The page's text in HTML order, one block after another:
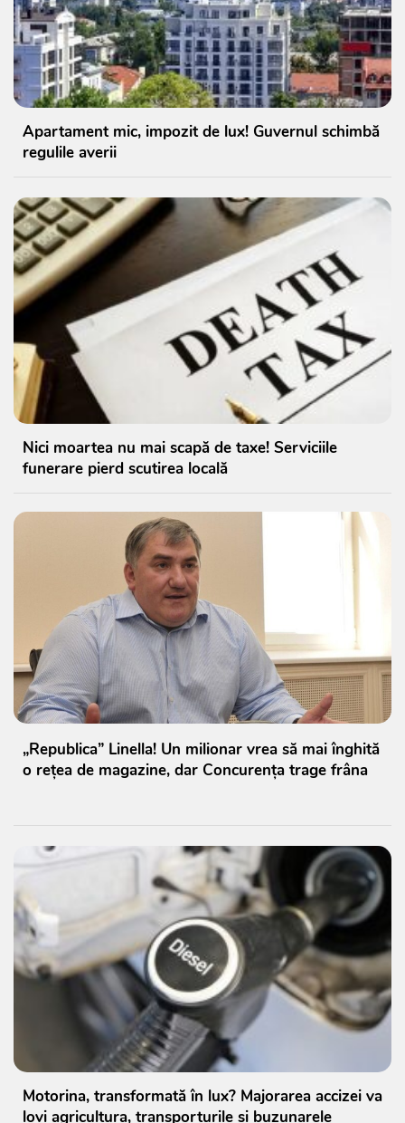
Apartament mic, impozit de lux! Guvernul schimbă
regulile averii
Nici moartea nu mai scapă de taxe! Serviciile
funerare pierd scutirea locală
„Republica” Linella! Un milionar vrea să mai înghită
o rețea de magazine, dar Concurența trage frâna
Motorina, transformată în lux? Majorarea accizei va
lovi agricultura, transporturile și buzunarele